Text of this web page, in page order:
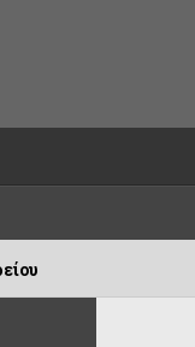
09/08/2026